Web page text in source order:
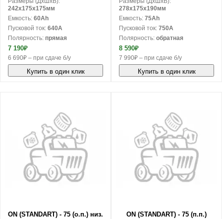
242x175x175мм
Емкость: 60Ah
Пусковой ток: 640A
Полярность: прямая
7 190₽
6 690₽ – при сдаче б/у
Купить в один клик
278x175x190мм
Емкость: 75Ah
Пусковой ток: 750A
Полярность: обратная
8 590₽
7 990₽ – при сдаче б/у
Купить в один клик
ON (STANDART) - 75 (о.п.) низ.
ON (STANDART) - 75 (п.п.)